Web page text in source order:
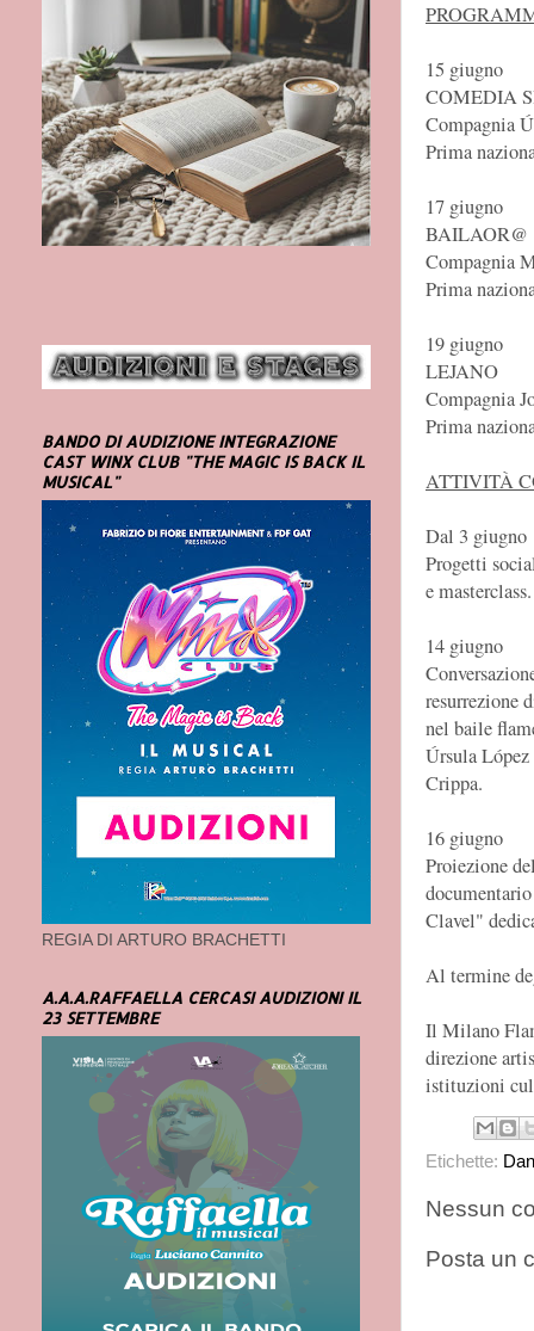
15 giugno
COMEDIA
Compagnia
Prima
17 giugno
BAILAOR@
Compagnia
Prima
19 giugno
LEJANO
Compagnia
Prima
ATTIVITÀ
Dal 3 giugno
Progetti
e masterclass.
14 giugno
resurrezione
nel baile
Úrsula
Crippa.
16 giugno
Proiezione
Clavel"
Al termine
Il Milano
direzione
istituzioni
Etichette:
Nessun
Posta un
BANDO DI AUDIZIONE INTEGRAZIONE
CAST WINX CLUB "THE MAGIC IS BACK IL
MUSICAL"
REGIA DI ARTURO BRACHETTI
A.A.A.RAFFAELLA CERCASI AUDIZIONI IL
23 SETTEMBRE